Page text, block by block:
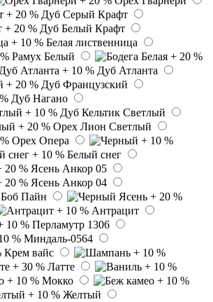
Дуб Серый Крафт
Дуб Белый Крафт
Белая лиственница
Рамух Белый
Дуб Атланта
Дуб Французский
Дуб Нагано
Дуб Кельтик Светлый
Орех Лион Светлый
Орех Опера
Белый снег
Ясень Анкор 05
Ясень Анкор 04
Боб Пайн
Антрацит
Перламутр 1306
Миндаль-0564
Крем вайс
Латте
Мокко
Желтый